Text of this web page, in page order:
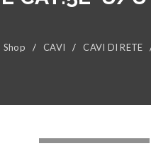
Shop / CAVI / CAVI DI RETE